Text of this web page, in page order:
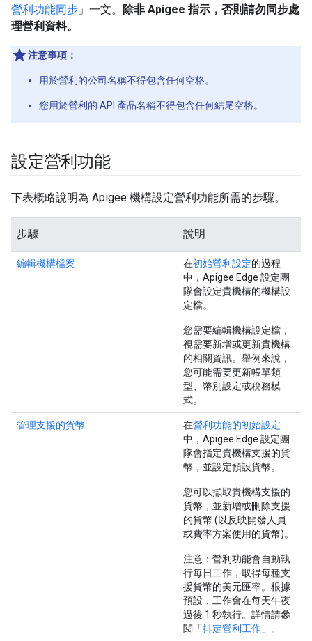
營利功能同步 」一文。
除非 Apigee 指示，否則請勿同步處
理營利資料。
注意事項：
用於營利的公司名稱不得包含任何空格。
您用於營利的 API 產品名稱不得包含任何結尾空格。
設定營利功能
下表概略說明為 Apigee 機構設定營利功能所需的步驟。
步驟 說明
編輯機構檔案 在初始營利設定的過程
中，Apigee Edge 設定團
隊會設定貴機構的機構設
定檔。
您需要編輯機構設定檔，
視需要新增或更新貴機構
的相關資訊。舉例來說，
您可能需要更新帳單類
型、幣別設定或稅務模
式。
管理支援的貨幣 在營利功能的初始設定
中，Apigee Edge 設定團
隊會指定貴機構支援的貨
幣，並設定預設貨幣。
您可以擷取貴機構支援的
貨幣，並新增或刪除支援
的貨幣 (以反映開發人員
或費率方案使用的貨幣)。
注意 ：營利功能會自動執
行每日工作，取得每種支
援貨幣的美元匯率。根據
預設，工作會在每天午夜
過後 1 秒執行。詳情請參
閱「排定營利工作 」。